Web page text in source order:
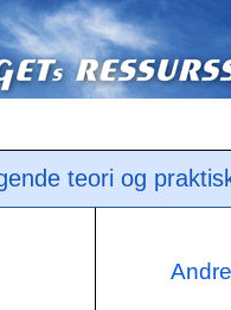
teori og